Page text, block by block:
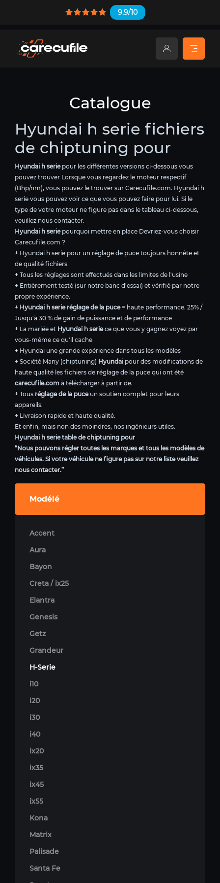
9.9/10
Catalogue
Hyundai h serie fichiers
de chiptuning pour
Hyundai h seriepour les différentes versions ci-dessous vous
pouvez trouver Lorsque vous regardez le moteur respectif
(Bhp/nm), vous pouvez le trouver sur Carecufile.com. Hyundai h
serie vous pouvez voir ce que vous pouvez faire pour lui. Si le
type de votre moteur ne figure pas dans le tableau ci-dessous,
veuillez nous contacter.
Hyundai h seriepourquoi mettre en place Devriez-vous choisir
Carecufile.com ?
+ Hyundai h serie pour un réglage de puce toujours honnête et
de qualité fichiers
+ Tous les réglages sont effectués dans les limites de l'usine
+ Entièrement testé (sur notre banc d'essai) et vérifié par notre
propre expérience.
+ Hyundai h serie réglage de la puce= haute performance. 25% /
Jusqu'à 30 % de gain de puissance et de performance
+ La mariée et Hyundai h seriece que vous y gagnez voyez par
vous-même ce qu'il cache
+ Hyundai une grande expérience dans tous les modèles
+ Société Many (chiptuning) Hyundai pour des modifications de
haute qualité les fichiers de réglage de la puce qui ont été
carecufile.com à télécharger à partir de.
+ Tous réglage de la puceun soutien complet pour leurs
appareils.
+ Livraison rapide et haute qualité.
Et enfin, mais non des moindres, nos ingénieurs utiles.
Hyundai h serie table de chiptuning pour
“Nous pouvons régler toutes les marques et tous les modèles de
véhicules. Si votre véhicule ne figure pas sur notre liste veuillez
nous contacter.”
Modélé
Accent
Aura
Bayon
Creta / ix25
Elantra
Genesis
Getz
Grandeur
H-Serie
i10
i20
i30
i40
ix20
ix35
ix45
ix55
Kona
Matrix
Palisade
Santa Fe